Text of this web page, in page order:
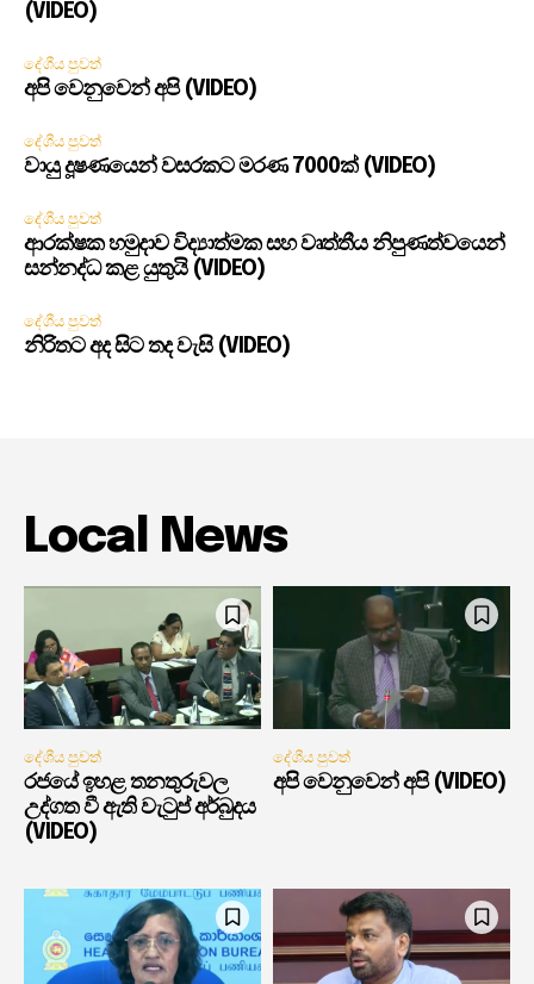
(VIDEO)
දේශීය පුවත්
අපි වෙනුවෙන් අපි (VIDEO)
දේශීය පුවත්
වායු දූෂණයෙන් වසරකට මරණ 7000ක් (VIDEO)
දේශීය පුවත්
ආරක්ෂක හමුදාව විද්‍යාත්මක සහ වෘත්තීය නිපුණත්වයෙන්
සන්නද්ධ කළ යුතුයි (VIDEO)
දේශීය පුවත්
නිරිතට අද සිට තද වැසි (VIDEO)
Local News
දේශීය පුවත්
රජයේ ඉහළ තනතුරුවල
උද්ගත වී ඇති වැටුප් අර්බුදය
(VIDEO)
දේශීය පුවත්
අපි වෙනුවෙන් අපි (VIDEO)